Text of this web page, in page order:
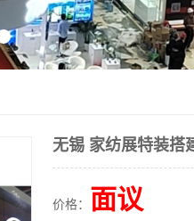
无锡 家纺展特装搭
价格： 面议